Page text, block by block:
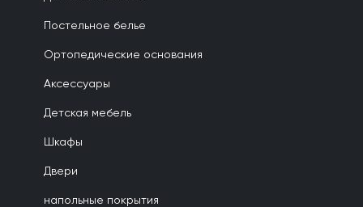
Постельное белье
Ортопедические основания
Аксессуары
Детская мебель
Шкафы
Двери
напольные покрытия